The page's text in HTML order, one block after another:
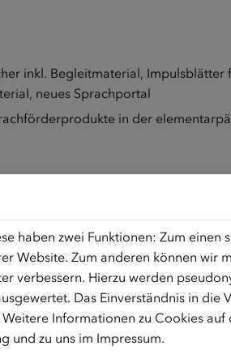
inkl. Begleitmaterial, Impulsblätter
neues Sprachportal
in der
des ÖIF; Impulse und
Wien und ist ausgebildete
ihrer Arbeit beim ÖIF ist sie für
Sprachförderung und
haben zwei Funktionen: Zum einen
Website. Zum anderen können wir
verbessern. Hierzu werden
Das Einverständnis in die
Informationen zu Cookies auf
und zu uns im Impressum.